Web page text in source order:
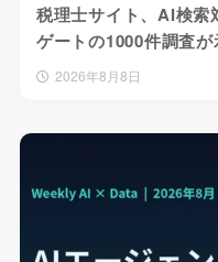
税理士サイト、AI検索
ゲートの1000件調査
2026年8月8日